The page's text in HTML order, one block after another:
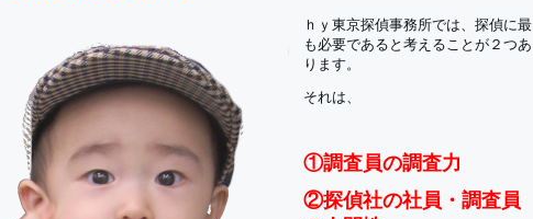
ｈｙ東京探偵事務所では、探偵に最
も必要であると考えることが２つあ
ります。
それは、
①調査員の調査力
②探偵社の社員・調査員